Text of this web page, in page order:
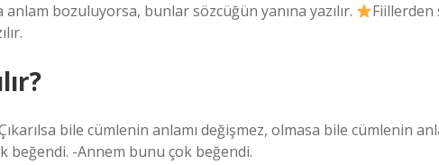
anlam bozuluyorsa, bunlar sözcüğün yanına yazılır.
Fiillerden
bile cümlenin anlamı değişmez, olmasa bile cümlenin
beğendi. -Annem bunu çok beğendi.